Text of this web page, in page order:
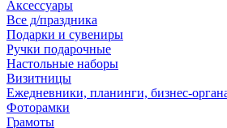
Аксессуары
Все д/праздника
Подарки и сувениры
Ручки подарочные
Настольные наборы
Визитницы
Ежедневники, планинги, бизнес-
Фоторамки
Грамоты